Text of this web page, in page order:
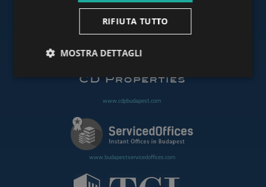
www.budapestpropertysellers.com
www.cdpbudapest.com
www.budapestservicedoffices.com
RIFIUTA TUTTO
MOSTRA DETTAGLI